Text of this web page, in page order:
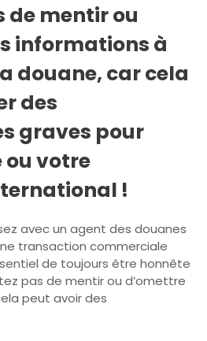
de mentir ou
informations à
douane, car cela
des
graves pour
votre
!
avec un agent des douanes
transaction commerciale
de toujours être honnête
pas de mentir ou d’omettre
peut avoir des